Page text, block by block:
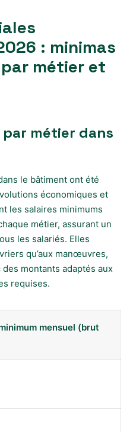
: minimas
métier et
métier dans
le bâtiment ont été
économiques et
les salaires minimums
métier, assurant un
les salariés. Elles
qu’aux manœuvres,
montants adaptés aux
requises.
mensuel (brut